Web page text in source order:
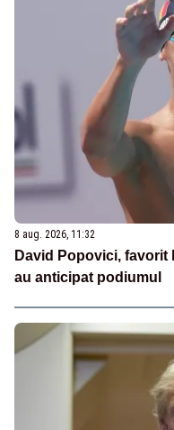
8 aug. 2026, 11:32
David Popovici, favorit
au anticipat podiumul